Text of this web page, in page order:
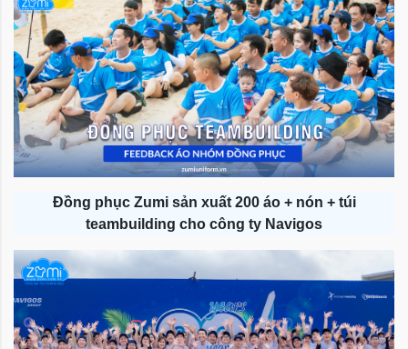
Đồng phục Zumi sản xuất 200 áo + nón + túi
teambuilding cho công ty Navigos